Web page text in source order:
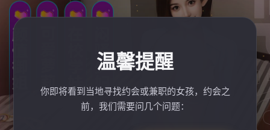
温馨提醒
你即将看到当地寻找约会或兼职的女孩，约会之
前，我们需要问几个问题：